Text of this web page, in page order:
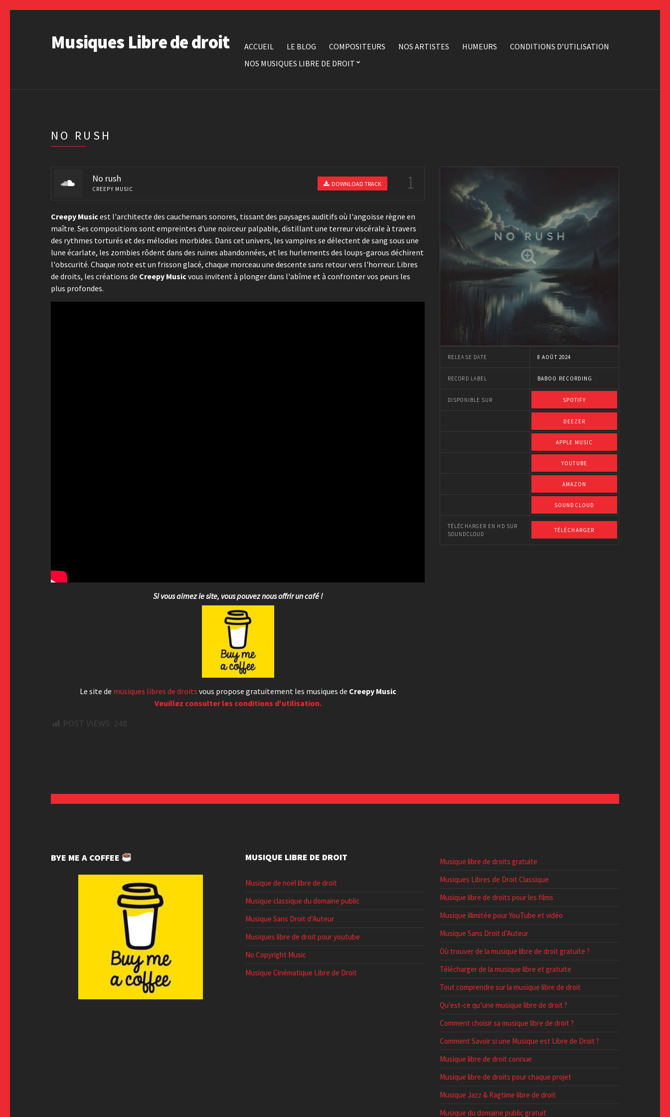
Musiques Libre de droit ACCUEIL LE BLOG COMPOSITEURS NOS ARTISTES HUMEURS
CONDITIONS D’UTILISATION
NOS MUSIQUES LIBRE DE DROIT
NO RUSH
RELEASE DATE 8 AOÛT 2024
RECORD LABEL BABOO RECORDING
DISPONIBLE SUR SPOTIFY
DEEZER
APPLE MUSIC
YOUTUBE
AMAZON
SOUNDCLOUD
TÉLÉCHARGER EN HD SUR
SOUNDCLOUD
TÉLÉCHARGER
No rush
CREEPY MUSIC
DOWNLOAD TRACK 1
Creepy Musicest l'architecte des cauchemars sonores, tissant des paysages auditifs où l'angoisse règne en
maître. Ses compositions sont empreintes d'une noirceur palpable, distillant une terreur viscérale à travers
des rythmes torturés et des mélodies morbides. Dans cet univers, les vampires se délectent de sang sous une
lune écarlate, les zombies rôdent dans des ruines abandonnées, et les hurlements des loups-garous déchirent
l'obscurité. Chaque note est un frisson glacé, chaque morceau une descente sans retour vers l'horreur. Libres
de droits, les créations de Creepy Musicvous invitent à plonger dans l'abîme et à confronter vos peurs les
plus profondes.
Si vous aimez le site, vous pouvez nous offrir un café !
Le site de musiques libres de droits vous propose gratuitement les musiques de Creepy Music
Veuillez consulter les conditions d'utilisation.
POST VIEWS: 248
BYE ME A COFFEE MUSIQUE LIBRE DE DROIT
Musique de noël libre de droit
Musique classique du domaine public
Musique Sans Droit d’Auteur
Musiques libre de droit pour youtube
No Copyright Music
Musique Cinématique Libre de Droit
Musique libre de droits gratuite
Musiques Libres de Droit Classique
Musique libre de droits pour les films
Musique illimitée pour YouTube et vidéo
Musique Sans Droit d’Auteur
Où trouver de la musique libre de droit gratuite ?
Télécharger de la musique libre et gratuite
Tout comprendre sur la musique libre de droit
Qu’est-ce qu’une musique libre de droit ?
Comment choisir sa musique libre de droit ?
Comment Savoir si une Musique est Libre de Droit ?
Musique libre de droit connue
Musique libre de droits pour chaque projet
Musique Jazz & Ragtime libre de droit
Musique du domaine public gratuit